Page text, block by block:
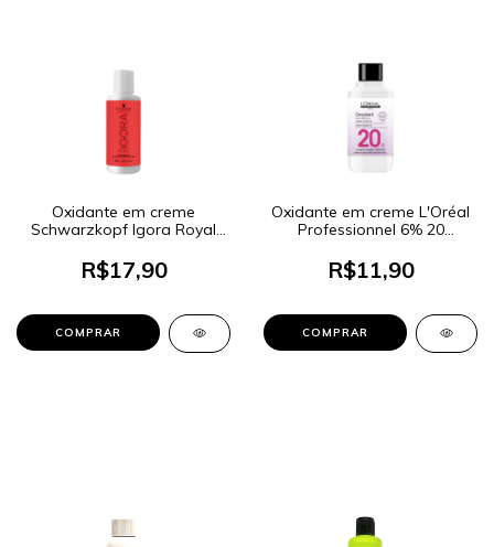
Oxidante em creme
Schwarzkopf Igora Royal
R$17,90
Oxidante em creme L'Oréal
Professionnel 6% 20
R$11,90